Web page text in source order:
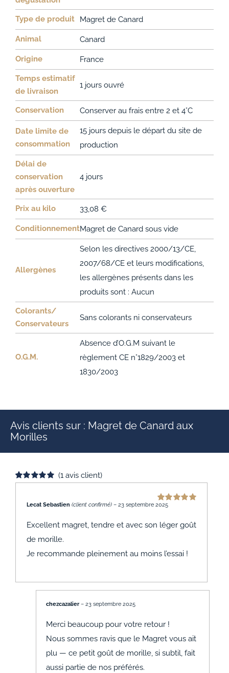
Type de produit Magret de Canard
Animal Canard
Origine France
Temps estimatif
de livraison
1 jours ouvré
Conservation Conserver au frais entre 2 et 4°C
Date limite de
consommation
15 jours depuis le départ du site de
production
Délai de
conservation
après ouverture
4 jours
Prix au kilo 33,08 €
ConditionnementMagret de Canard sous vide
Allergènes
Selon les directives 2000/13/CE,
2007/68/CE et leurs modifications,
les allergènes présents dans les
produits sont : Aucun
Colorants/
Conservateurs
Sans colorants ni conservateurs
O.G.M.
Absence d’O.G.M suivant le
règlement CE n°1829/2003 et
1830/2003
Avis clients sur : Magret de Canard aux
Morilles
notation
(1 avis client)
Note
Lecat Sebastien (client confirmé) – 23 septembre 2025
Excellent magret, tendre et avec son léger goût
de morille.
Je recommande pleinement au moins l’essai !
chezcazalier– 23 septembre 2025
Merci beaucoup pour votre retour !
Nous sommes ravis que le Magret vous ait
plu — ce petit goût de morille, si subtil, fait
aussi partie de nos préférés.